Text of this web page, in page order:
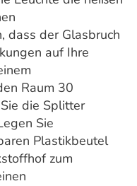
dass der Glasbruch
auf Ihre
Raum 30
die Splitter
Sie
Plastikbeutel
zum